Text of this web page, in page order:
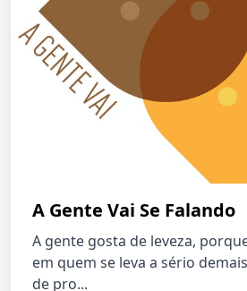
A Gente Vai Se Falando
A gente gosta de leveza,
em quem se leva a sério
de pro...